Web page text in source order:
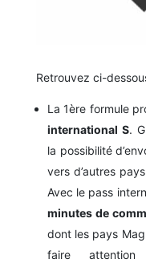
Retrouvez ci-
La 1ère formule
international S.
la possibilité
vers d’autres
Avec le pass
minutes de
dont les pays
faire attention